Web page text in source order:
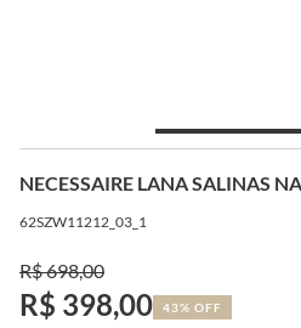
NECESSAIRE LANA SALINAS
62SZW11212_03_1
R$ 698,00
R$ 398,00 43% OFF